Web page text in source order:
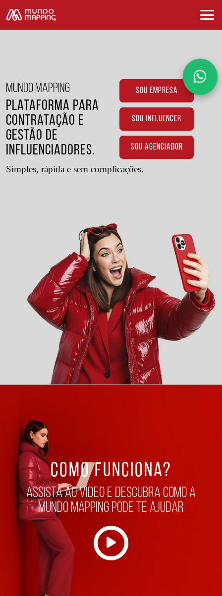
MUNDO MAPPING
Plataforma para
Contratação e
Gestão de
Influenciadores.
SOU EMPRESA
SOU INFLUENCER
SOU AGENCIADOR
Simples, rápida e sem complicações.
COMO FUNCIONA?
assista ao vídeo e descubra como a
mundo mapping pode te ajudar